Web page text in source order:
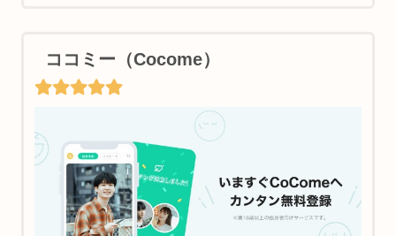
ココミー（Cocome）